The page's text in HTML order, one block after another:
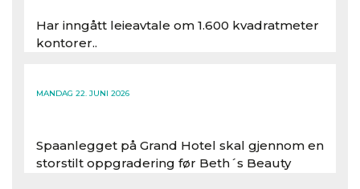
Har inngått leieavtale om 1.600 kvadratmeter
kontorer..
MANDAG 22. JUNI 2026
Spaanlegget på Grand Hotel skal gjennom en
storstilt oppgradering før Beth´s Beauty